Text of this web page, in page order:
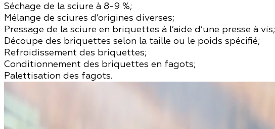
Séchage de la sciure à 8-9 %;
Mélange de sciures d’origines diverses;
Pressage de la sciure en briquettes à l’aide d’une presse à vis;
Découpe des briquettes selon la taille ou le poids spécifié;
Refroidissement des briquettes;
Conditionnement des briquettes en fagots;
Palettisation des fagots.